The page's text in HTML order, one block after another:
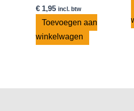
€ 1,95 incl. btw
Toevoegen aan
winkelwagen